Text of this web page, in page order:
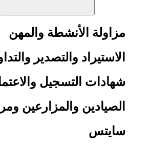
مزاولة الأنشطة والمهن
الاستيراد والتصدير
شهادات التسجيل
الصيادين والمزارعين
سايتس